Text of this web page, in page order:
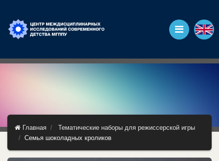
Главная
Тематические наборы для режиссерской игры
Семья шоколадных кроликов